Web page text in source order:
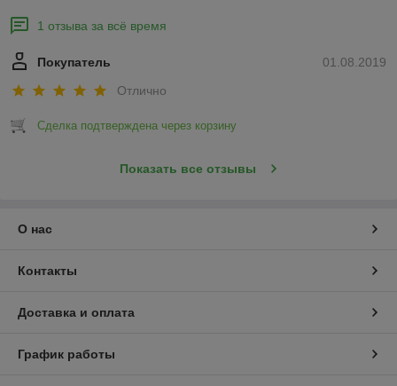
1 отзыва за всё время
01.08.2019
Покупатель
Отлично
Сделка подтверждена через корзину
Показать все отзывы
О нас
Контакты
Доставка и оплата
График работы